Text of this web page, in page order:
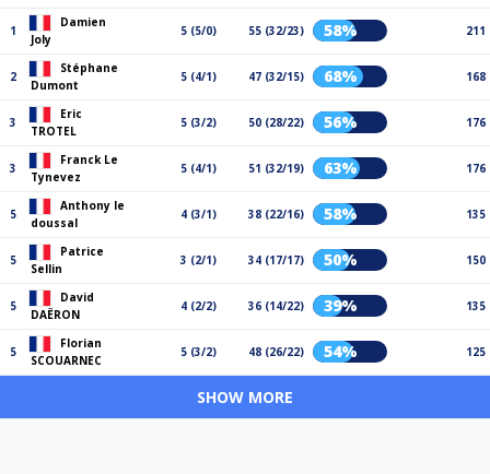
1
Damien
Joly
5 (5/0) 55 (32/23) 58% 211
2
Stéphane
Dumont
5 (4/1) 47 (32/15) 68% 168
3
Eric
TROTEL
5 (3/2) 50 (28/22) 56% 176
3
Franck Le
Tynevez
5 (4/1) 51 (32/19) 63% 176
5
Anthony le
doussal
4 (3/1) 38 (22/16) 58% 135
5
Patrice
Sellin
3 (2/1) 34 (17/17) 50% 150
5
David
DAËRON
4 (2/2) 36 (14/22) 39% 135
5
Florian
SCOUARNEC
5 (3/2) 48 (26/22) 54% 125
SHOW MORE